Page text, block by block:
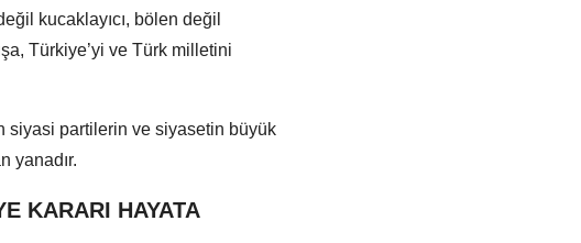
kucaklayıcı, bölen değil
Türkiye’yi ve Türk milletini
siyasi partilerin ve siyasetin büyük
yanadır.
KARARI HAYATA